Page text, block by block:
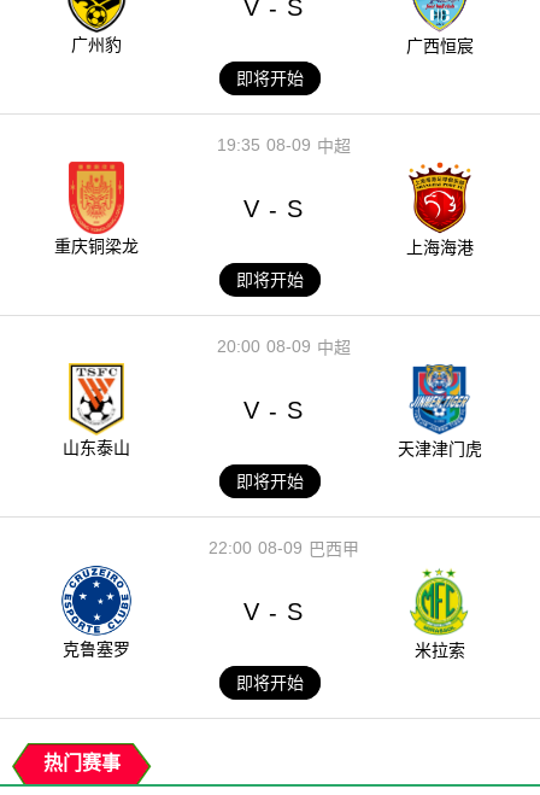
广州豹
V - S
广西恒宸
即将开始
08-09
19:35 中超
重庆铜梁龙
V - S
上海海港
即将开始
08-09
20:00 中超
山东泰山
V - S
天津津门虎
即将开始
08-09
22:00 巴西甲
克鲁塞罗
V - S
米拉索
即将开始
热门赛事